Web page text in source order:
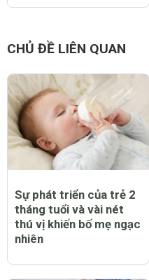
CHỦ ĐỀ LIÊN QUAN
Sự phát triển của trẻ 2
tháng tuổi và vài nét
thú vị khiến bố mẹ ngạc
nhiên